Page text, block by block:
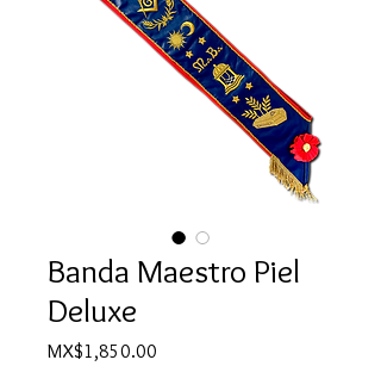
Banda Maestro Piel
Deluxe
MX$1,850.00